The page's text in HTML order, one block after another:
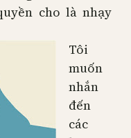
cho là nhạy
Tôi
muốn
nhắn
đến
các